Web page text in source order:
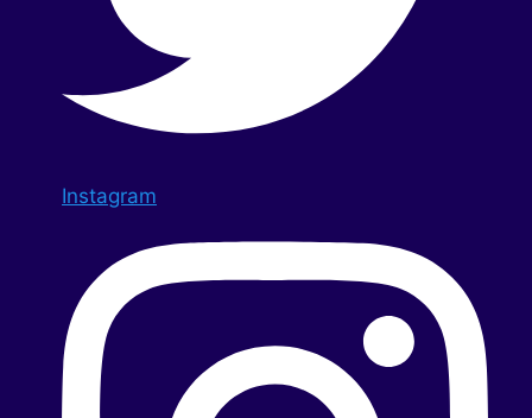
Instagram